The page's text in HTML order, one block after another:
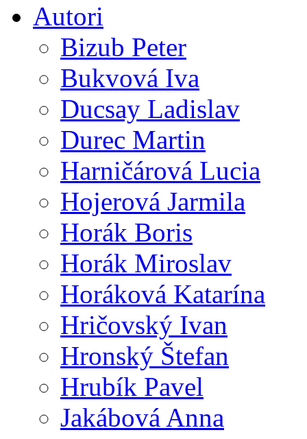
Autori
Bizub Peter
Bukvová Iva
Ducsay Ladislav
Durec Martin
Harničárová Lucia
Hojerová Jarmila
Horák Boris
Horák Miroslav
Horáková Katarína
Hričovský Ivan
Hronský Štefan
Hrubík Pavel
Jakábová Anna